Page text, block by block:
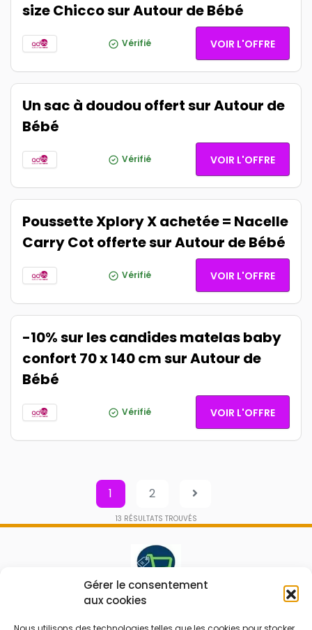
Gérer le consentement
aux cookies
size Chicco sur Autour de Bébé
Vérifié VOIR L'OFFRE
Un sac à doudou offert sur Autour de
Bébé
Vérifié VOIR L'OFFRE
Poussette Xplory X achetée = Nacelle
Carry Cot offerte sur Autour de Bébé
Vérifié VOIR L'OFFRE
-10% sur les candides matelas baby
confort 70 x 140 cm sur Autour de
Bébé
Vérifié VOIR L'OFFRE
1 2
13 RÉSULTATS TROUVÉS
Le prix peut être réduit !